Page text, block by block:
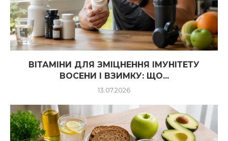
ВІТАМІНИ ДЛЯ ЗМІЦНЕННЯ ІМУНІТЕТУ
ВОСЕНИ І ВЗИМКУ: ЩО...
13.07.2026